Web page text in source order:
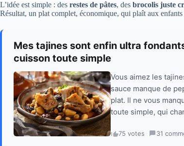
L’idée est simple : des restes de pâtes, des brocolis juste
Résultat, un plat complet, économique, qui plaît aux
Mes tajines sont enfin ultra
cuisson toute simple
Vous aimez les
sauce manque de
plat. Il ne vous
toute simple, qui
75 votes · 31